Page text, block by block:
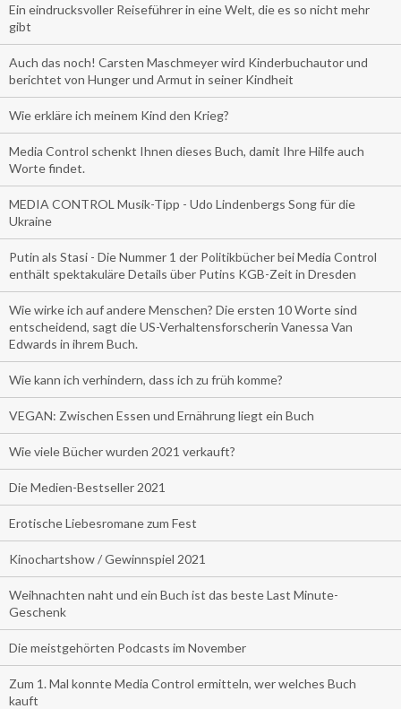
Ein eindrucksvoller Reiseführer in eine Welt, die es so nicht mehr
gibt
Auch das noch! Carsten Maschmeyer wird Kinderbuchautor und
berichtet von Hunger und Armut in seiner Kindheit
Wie erkläre ich meinem Kind den Krieg?
Media Control schenkt Ihnen dieses Buch, damit Ihre Hilfe auch
Worte findet.
MEDIA CONTROL Musik-Tipp - Udo Lindenbergs Song für die
Ukraine
Putin als Stasi - Die Nummer 1 der Politikbücher bei Media Control
enthält spektakuläre Details über Putins KGB-Zeit in Dresden
Wie wirke ich auf andere Menschen? Die ersten 10 Worte sind
entscheidend, sagt die US-Verhaltensforscherin Vanessa Van
Edwards in ihrem Buch.
Wie kann ich verhindern, dass ich zu früh komme?
VEGAN: Zwischen Essen und Ernährung liegt ein Buch
Wie viele Bücher wurden 2021 verkauft?
Die Medien-Bestseller 2021
Erotische Liebesromane zum Fest
Kinochartshow / Gewinnspiel 2021
Weihnachten naht und ein Buch ist das beste Last Minute-
Geschenk
Die meistgehörten Podcasts im November
Zum 1. Mal konnte Media Control ermitteln, wer welches Buch
kauft